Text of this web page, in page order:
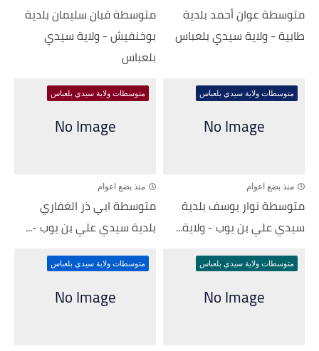
متوسطة عوان أحمد بلدية
طابية - ولاية سيدي بلعباس
متوسطة قبان سليمان بلدية
بوخنفيش - ولاية سيدي
بلعباس
متوسطات ولاية سيدي بلعباس
منذ بضع اعوام
متوسطة نوار يوسف بلدية
سيدي علي بن يوب - ولاية...
متوسطات ولاية سيدي بلعباس
منذ بضع اعوام
متوسطة ابي ذر الغفاري
بلدية سيدي علي بن يوب -...
متوسطات ولاية سيدي بلعباس متوسطات ولاية سيدي بلعباس